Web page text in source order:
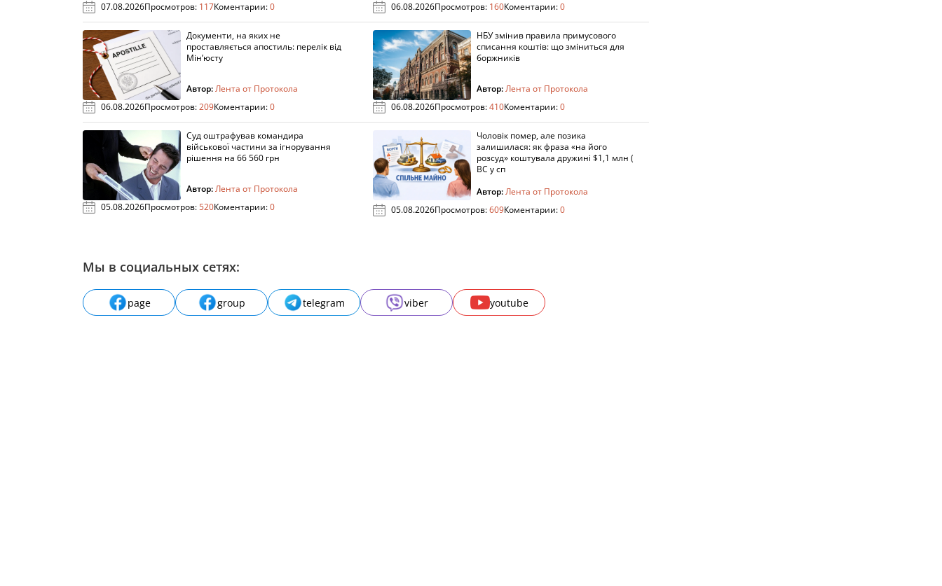
07.08.2026Просмотров: 117Коментарии:0
06.08.2026Просмотров: 160Коментарии:0
Документи, на яких не
проставляється апостиль: перелік від
Мін’юсту
Автор:Лента от Протокола
06.08.2026Просмотров:209Коментарии:0
НБУ змінив правила примусового
списання коштів: що зміниться для
боржників
Автор:Лента от Протокола
06.08.2026Просмотров:410Коментарии:0
Суд оштрафував командира
військової частини за ігнорування
рішення на 66 560 грн
Автор:Лента от Протокола
05.08.2026Просмотров:520Коментарии:0
Чоловік помер, але позика
залишилася: як фраза «на його
розсуд» коштувала дружині $1,1 млн (
ВС у сп
Автор:Лента от Протокола
05.08.2026Просмотров:609Коментарии:0
Мы в социальных сетях:
page group telegram viber youtube